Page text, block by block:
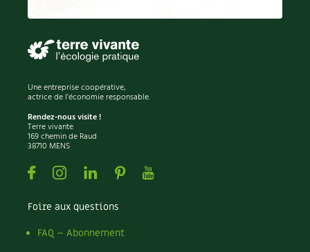
Une entreprise coopérative,
actrice de l'économie responsable.
Rendez-nous visite !
Terre vivante
169 chemin de Raud
38710 MENS
FacebookInstagramLinkedin
PinterestYoutube
Foire aux questions
FAQ – Abonnement